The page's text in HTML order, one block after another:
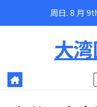
周日. 8 月
大